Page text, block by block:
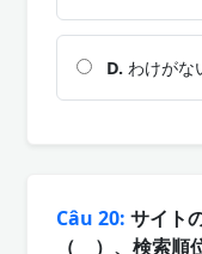
D. わけがな
Câu 20: サイト
（ ）、検索順